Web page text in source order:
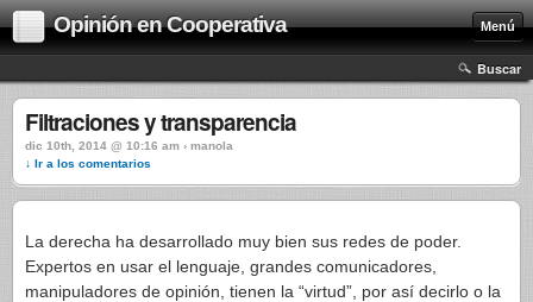
Opinión en Cooperativa Menú
Buscar
Filtraciones y transparencia
dic 10th, 2014 @ 10:16 am › manola
↓ Ir a los comentarios
La derecha ha desarrollado muy bien sus redes de poder.
Expertos en usar el lenguaje, grandes comunicadores,
manipuladores de opinión, tienen la “virtud”, por así decirlo o la